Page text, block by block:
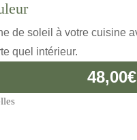
de soleil à votre cuisine
quel intérieur.
48,00€